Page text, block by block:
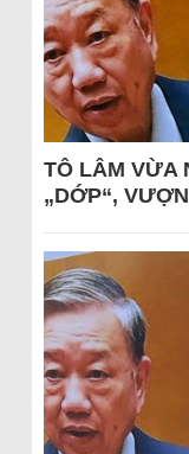
TÔ LÂM VỪA
„DỚP“,